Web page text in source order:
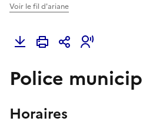
Voir le fil d'ariane
Police
Horaires